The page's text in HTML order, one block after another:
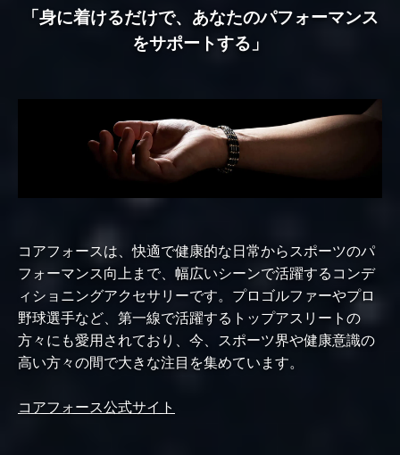
「身に着けるだけで、あなたのパフォーマンス
をサポートする」
コアフォースは、快適で健康的な日常からスポーツのパ
フォーマンス向上まで、幅広いシーンで活躍するコンデ
ィショニングアクセサリーです。プロゴルファーやプロ
野球選手など、第一線で活躍するトップアスリートの
方々にも愛用されており、今、スポーツ界や健康意識の
高い方々の間で大きな注目を集めています。
コアフォース公式サイト